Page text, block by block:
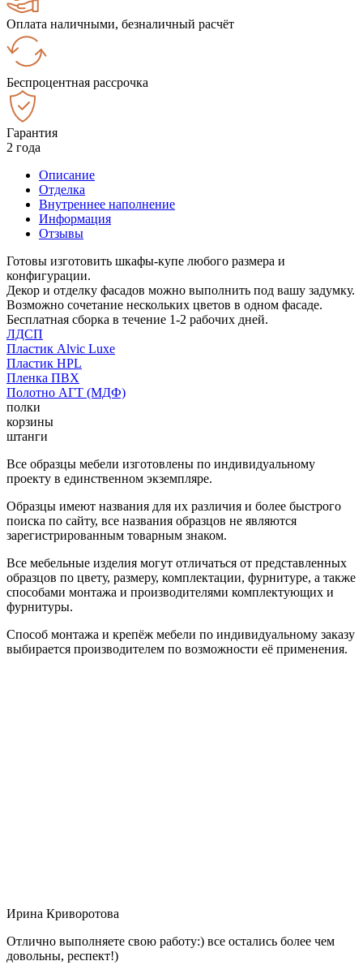
Оплата наличными, безналичный расчёт
Беспроцентная рассрочка
Гарантия
2 года
Описание
Отделка
Внутреннее наполнение
Информация
Отзывы
Готовы изготовить шкафы-купе любого размера и
конфигурации.
Декор и отделку фасадов можно выполнить под вашу задумку.
Возможно сочетание нескольких цветов в одном фасаде.
Бесплатная сборка в течение 1-2 рабочих дней.
ЛДСП
Пластик Alvic Luxe
Пластик HPL
Пленка ПВХ
Полотно АГТ (МДФ)
полки
корзины
штанги
Все образцы мебели изготовлены по индивидуальному
проекту в единственном экземпляре.
Образцы имеют названия для их различия и более быстрого
поиска по сайту, все названия образцов не являются
зарегистрированным товарным знаком.
Все мебельные изделия могут отличаться от представленных
образцов по цвету, размеру, комплектации, фурнитуре, а также
способами монтажа и производителями комплектующих и
фурнитуры.
Способ монтажа и крепёж мебели по индивидуальному заказу
выбирается производителем по возможности её применения.
Ирина Криворотова
Отлично выполняете свою работу:) все остались более чем
довольны, респект!)